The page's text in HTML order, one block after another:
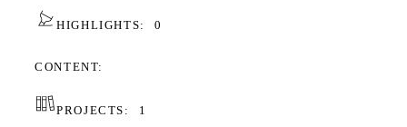
HIGHLIGHTS: 0
CONTENT
PROJECTS: 1